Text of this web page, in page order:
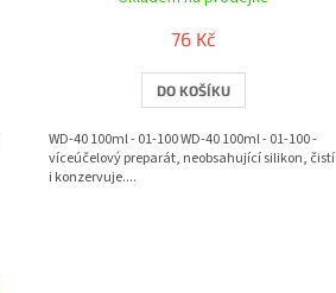
76 Kč
DO KOŠÍKU
WD-40 100ml - 01-100 WD-40 100ml - 01-100 -
víceúčelový preparát, neobsahující silikon, čistí
i konzervuje....